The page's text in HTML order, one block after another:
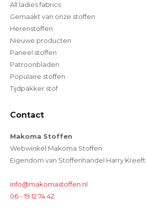
All ladies fabrics
Gemaakt van onze stoffen
Herenstoffen
Nieuwe producten
Paneel stoffen
Patroonbladen
Populaire stoffen
Tijdpakker stof
Contact
Makoma Stoffen
Webwinkel Makoma Stoffen
Eigendom van Stoffenhandel Harry Kreeft
info@makomastoffen.nl
06 - 19 12 74 42